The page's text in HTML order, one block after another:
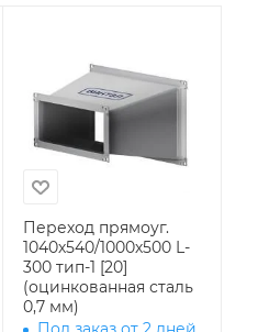
Переход прямоуг.
1040х540/1000х500 L-
300 тип-1 [20]
(оцинкованная сталь
0,7 мм)